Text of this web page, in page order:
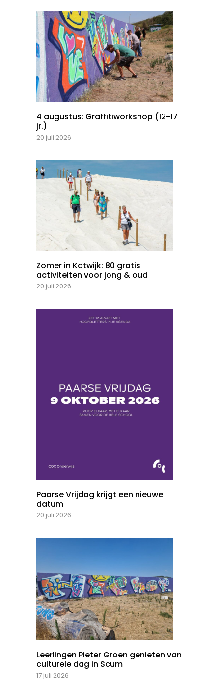
4 augustus: Graffitiworkshop (12-17
jr.)
20 juli 2026
Zomer in Katwijk: 80 gratis
activiteiten voor jong & oud
20 juli 2026
Paarse Vrijdag krijgt een nieuwe
datum
20 juli 2026
Leerlingen Pieter Groen genieten van
culturele dag in Scum
17 juli 2026